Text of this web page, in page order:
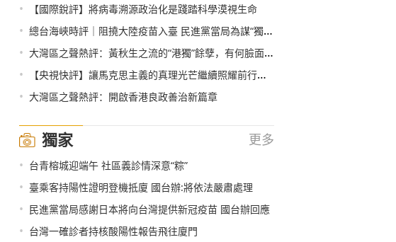
• 【國際銳評】將病毒溯源政治化是踐踏科學漠視生命
• 總台海峽時評｜阻撓大陸疫苗入臺 民進黨當局為謀“獨”不要命
• 大灣區之聲熱評：黃秋生之流的“港獨”餘孽，有何臉面溜回香港？
• 【央視快評】讓馬克思主義的真理光芒繼續照耀前行之路
• 大灣區之聲熱評：開啟香港良政善治新篇章
獨家 更多
• 台青榕城迎端午 社區義診情深意“粽”
• 臺乘客持陽性證明登機抵廈 國台辦:將依法嚴肅處理
• 民進黨當局感謝日本將向台灣提供新冠疫苗 國台辦回應
• 台灣一確診者持核酸陽性報告飛往廈門